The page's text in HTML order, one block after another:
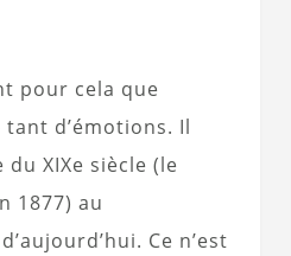
pour cela que
d’émotions. Il
XIXe siècle (le
1877) au
Ce n’est